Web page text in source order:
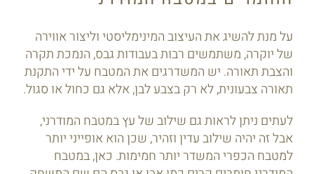
על מנת להשיג את העיצוב המינימליסטי וליצור אווירה
של יוקרה, משתמשים רבות בעבודות גבס, הנמכת תקרה
והצבת תאורה. יש המשדרגים את המטבח על ידי התקנת
תאורה צבעונית, לא רק בצבע לבן, אלא גם כחול או סגול.
לעתים ניתן לראות גם שילוב של עץ במטבח המודרני,
אבל זה יהיה שילוב עדין וזהיר, שכן הוא אופייני יותר
למטבח הכפרי המשדר יותר חמימות. כאן, במטבח